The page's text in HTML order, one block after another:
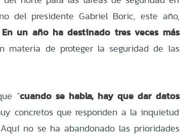
del presidente Gabriel Boric, este año,
En un año ha destinado tres veces más
materia de proteger la seguridad de las
“cuando se habla, hay que dar datos
concretos que responden a la inquietud
no se ha abandonado las prioridades